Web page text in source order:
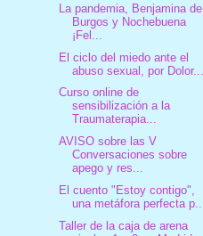
La pandemia, Benjamina de
Burgos y Nochebuena
¡Fel...
El ciclo del miedo ante el
abuso sexual, por Dolor...
Curso online de
sensibilización a la
Traumaterapia...
AVISO sobre las V
Conversaciones sobre
apego y res...
El cuento "Estoy contigo",
una metáfora perfecta p...
Taller de la caja de arena